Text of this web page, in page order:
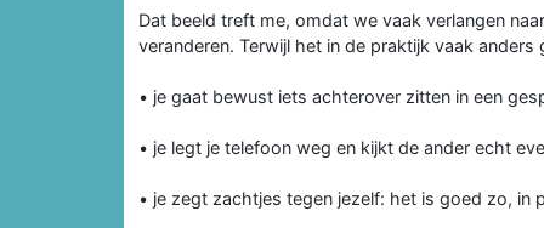
Dat beeld treft me, omdat we vaak verlangen
veranderen. Terwijl het in de praktijk vaak
• je gaat bewust iets achterover zitten in een
• je legt je telefoon weg en kijkt de ander echt
• je zegt zachtjes tegen jezelf: het is goed zo, in